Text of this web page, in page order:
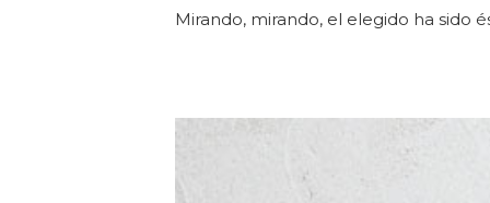
Mirando, mirando, el elegido ha sido